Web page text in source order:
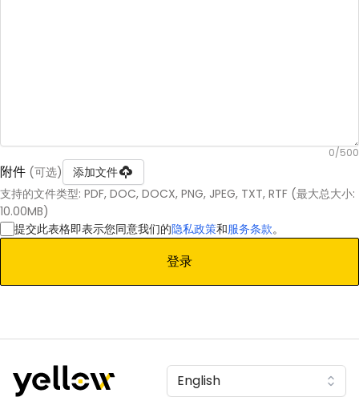
0/500
附件 (可选)
添加文件
支持的文件类型: PDF, DOC, DOCX, PNG, JPEG, TXT, RTF (最大总大小:
10.00MB)
提交此表格即表示您同意我们的隐私政策和服务条款。
登录
English